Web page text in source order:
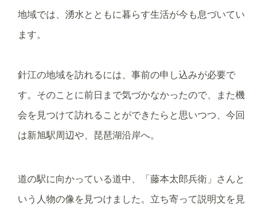
地域では、湧水とともに暮らす生活が今も息づいてい
ます。
針江の地域を訪れるには、事前の申し込みが必要で
す。そのことに前日まで気づかなかったので、また機
会を見つけて訪れることができたらと思いつつ、今回
は新旭駅周辺や、琵琶湖沿岸へ。
道の駅に向かっている道中、「藤本太郎兵衛」さんと
いう人物の像を見つけました。立ち寄って説明文を見